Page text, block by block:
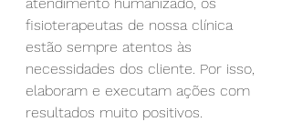
fisioterapeutas de nossa clínica
estão sempre atentos às
necessidades dos cliente. Por isso,
elaboram e executam ações com
resultados muito positivos.